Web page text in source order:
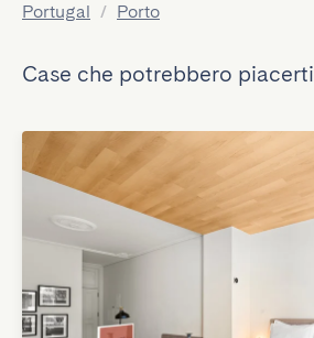
Portugal / Porto
Case che potrebbero piacerti